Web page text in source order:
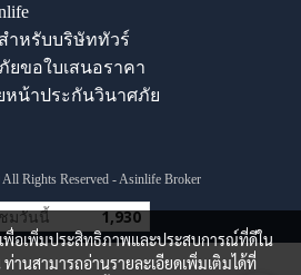
ำหรับบริษัททัวร์
ขอใบเสนอราคา
น้าประกันวินาศภัย
Rights Reserved - Asinlife Broker
มวันนี้ 1,930
พื่อเพิ่มประสิทธิภาพและประสบการณ์ที่ดีใน
ท่านสามารถอ่านรายละเอียดเพิ่มเติมได้ที่